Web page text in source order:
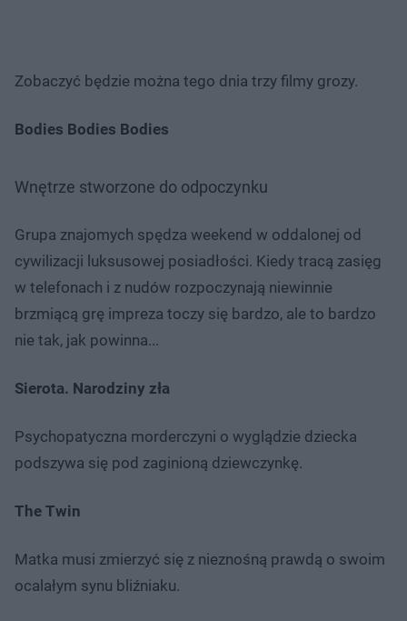
Zobaczyć będzie można tego dnia trzy filmy grozy.
Bodies Bodies Bodies
Wnętrze stworzone do odpoczynku
Grupa znajomych spędza weekend w oddalonej od
cywilizacji luksusowej posiadłości. Kiedy tracą zasięg
w telefonach i z nudów rozpoczynają niewinnie
brzmiącą grę impreza toczy się bardzo, ale to bardzo
nie tak, jak powinna...
Sierota. Narodziny zła
Psychopatyczna morderczyni o wyglądzie dziecka
podszywa się pod zaginioną dziewczynkę.
The Twin
Matka musi zmierzyć się z nieznośną prawdą o swoim
ocalałym synu bliźniaku.